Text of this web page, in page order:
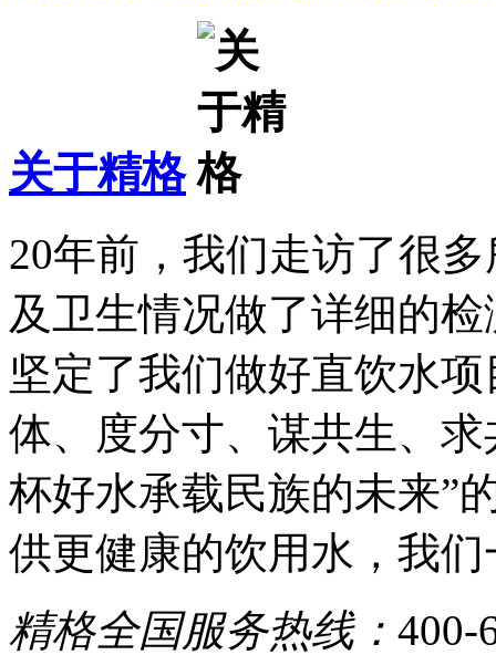
关于精格
20年前，我们走访了很
及卫生情况做了详细的
坚定了我们做好直饮水
体、度分寸、谋共生、
杯好水承载民族的未来”
供更健康的饮用水，我
精格全国服务热线： 400-